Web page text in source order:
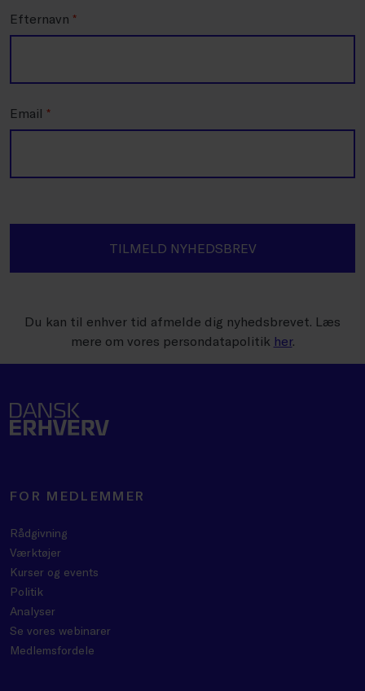
Efternavn *
Email *
TILMELD NYHEDSBREV
Du kan til enhver tid afmelde dig nyhedsbrevet. Læs
mere om vores persondatapolitik her.
FOR MEDLEMMER
Rådgivning
Værktøjer
Kurser og events
Politik
Analyser
Se vores webinarer
Medlemsfordele